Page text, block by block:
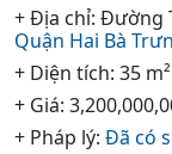
+ Địa chỉ: Đường
Quận Hai Bà
+ Diện tích: 35 m²
+ Giá:
+ Pháp lý: Đã có